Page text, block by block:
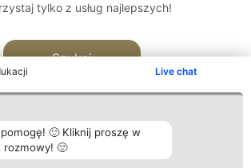
Live chat
🙂 Kliknij proszę w
🙂
tylko z usług najlepszych!
Szukaj